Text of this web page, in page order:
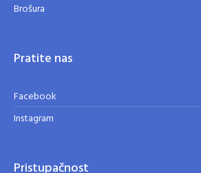
Brošura
Pratite nas
Facebook
Instagram
Pristupačnost